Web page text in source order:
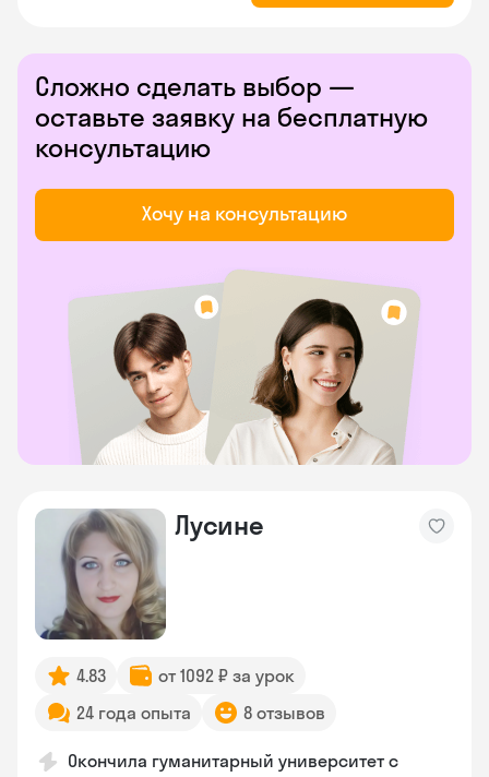
Сложно сделать выбор —
оставьте заявку на бесплатную
консультацию
Хочу на консультацию
Лусине
4.83
от 1092 ₽ за урок
24 года опыта
8 отзывов
Окончила гуманитарный университет с